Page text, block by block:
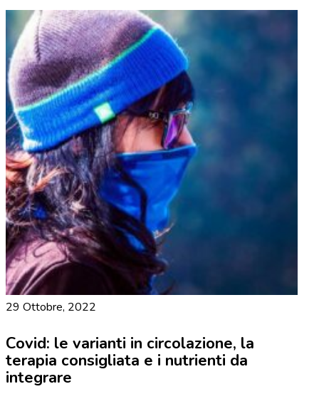
29 Ottobre, 2022
Covid: le varianti in circolazione, la
terapia consigliata e i nutrienti da
integrare